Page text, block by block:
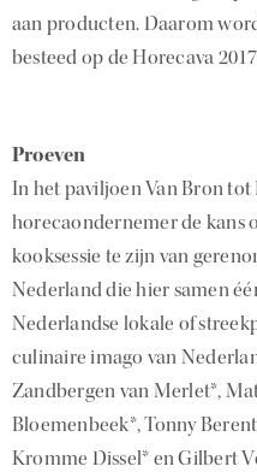
aan producten. Daarom
besteed op de Horecava
Proeven
In het paviljoen Van Bron
horecaondernemer de kans
kooksessie te zijn van
Nederland die hier samen
Nederlandse lokale of
culinaire imago van
Zandbergen van Merlet*,
Bloemenbeek*, Tonny
Kromme Dissel* en Gilbert